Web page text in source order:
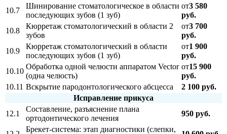
10.7
Шинирование стоматологическое в области
последующих зубов (1 зуб)
от3 580
руб.
10.8
Кюрретаж стоматологический в области 2
зубов
от3 700
руб.
10.9
Кюрретаж стоматологический в области
последующих зубов (1 зуб)
от1 900
руб.
10.10
Обработка одной челюсти аппаратом Vector
(одна челюсть)
от15 900
руб.
10.11 Вскрытие пародонтологического абсцесса
2 100 руб.
Исправление прикуса
12.1
Составление, разъяснение плана
ортодонтического лечения
950 руб.
Брекет-система: этап диагностики (слепки,